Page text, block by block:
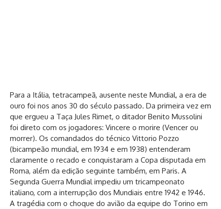
Para a Itália, tetracampeã, ausente neste Mundial, a era de
ouro foi nos anos 30 do século passado. Da primeira vez em
que ergueu a Taça Jules Rimet, o ditador Benito Mussolini
foi direto com os jogadores: Vincere o morire (Vencer ou
morrer). Os comandados do técnico Vittorio Pozzo
(bicampeão mundial, em 1934 e em 1938) entenderam
claramente o recado e conquistaram a Copa disputada em
Roma, além da edição seguinte também, em Paris. A
Segunda Guerra Mundial impediu um tricampeonato
italiano, com a interrupção dos Mundiais entre 1942 e 1946.
A tragédia com o choque do avião da equipe do Torino em